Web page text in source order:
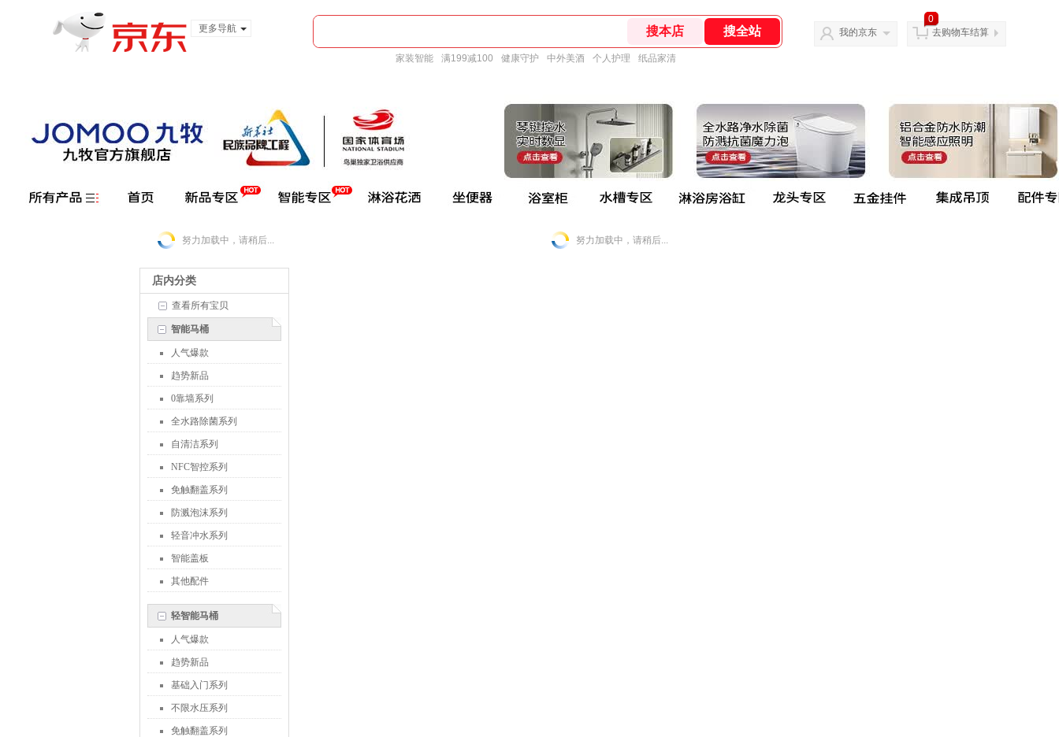
更多导航
家装智能 满199减100 健康守护 中外美酒 个人护理 纸品家清
我的京东
0
去购物车结算
努力加载中，请稍后...
店内分类
查看所有宝贝
智能马桶
人气爆款
趋势新品
0靠墙系列
全水路除菌系列
自清洁系列
NFC智控系列
免触翻盖系列
防溅泡沫系列
轻音冲水系列
智能盖板
其他配件
轻智能马桶
人气爆款
趋势新品
基础入门系列
不限水压系列
免触翻盖系列
努力加载中，请稍后...